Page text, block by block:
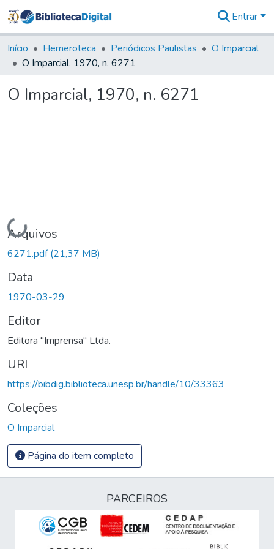
&
Coleções
Tudo na
Digital
Entrar
Início Hemeroteca Periódicos Paulistas
O Imparcial
O Imparcial, 1970, n. 6271
O Imparcial, 1970, n. 6271
Carregando...
Arquivos
6271.pdf(21,37 MB)
Data
1970-03-29
Editor
Editora "Imprensa" Ltda.
URI
https://bibdig.biblioteca.unesp.br/handle/10/33363
Coleções
O Imparcial
Página do item completo
PARCEIROS